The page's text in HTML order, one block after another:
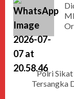
Polri
Tersangka